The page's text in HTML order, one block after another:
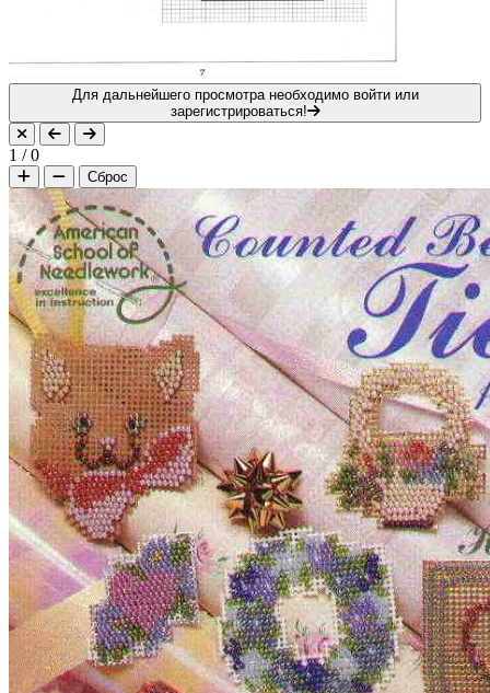
Для дальнейшего просмотра необходимо войти или
зарегистрироваться!
1 /0
Сброс